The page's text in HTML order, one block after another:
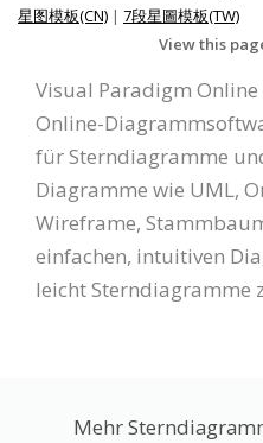
星图模板(CN) | 7段星圖模板(TW)
View this
Visual Paradigm Online
Online-
für Sterndiagramme
Diagramme wie UML,
Wireframe,
einfachen, intuitiven
leicht Sterndiagramme
Mehr